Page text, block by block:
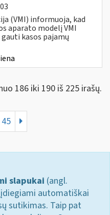
(VMI) informuoja, kad
aparato modelį VMI
kasos pajamų
186 iki 190 iš 225 irašų.
45
slapukai (angl.
automatiškai
sutikimas. Taip pat